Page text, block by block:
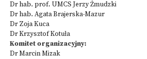
Dr hab. prof. UMCS Jerzy Żmudzki
Dr hab. Agata Brajerska-Mazur
Dr Zoja Kuca
Dr Krzysztof Kotuła
Komitet organizacyjny:
Dr Marcin Mizak